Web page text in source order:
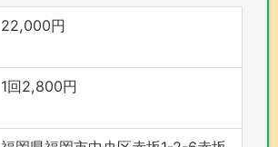
22,000円
1回2,800円